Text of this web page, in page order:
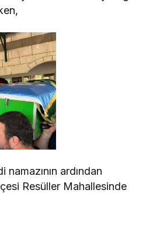
ardından
Resüller Mahallesinde